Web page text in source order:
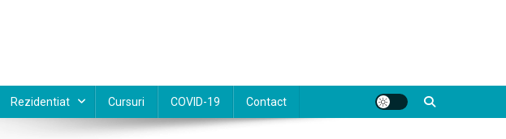
Rezidentiat Cursuri COVID-19 Contact